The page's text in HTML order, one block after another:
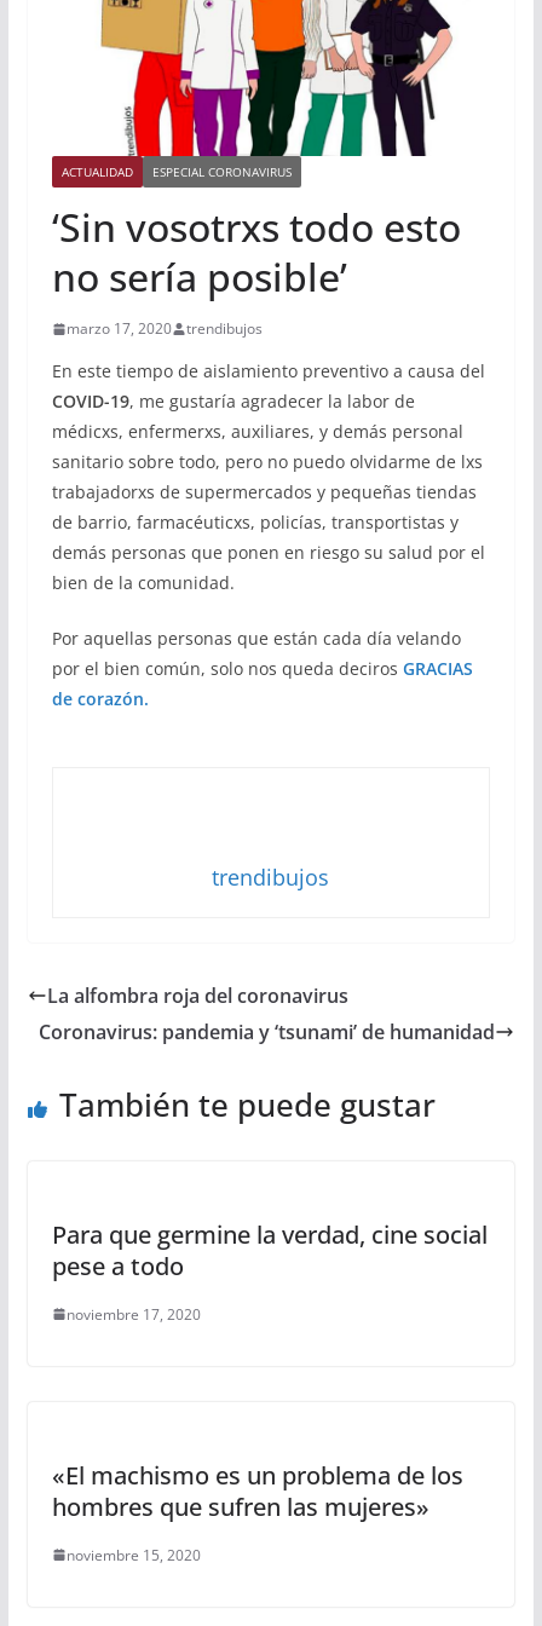
ACTUALIDAD ESPECIAL CORONAVIRUS
‘Sin vosotrxs todo esto
no sería posible’
marzo 17, 2020 trendibujos
En este tiempo de aislamiento preventivo a causa del
COVID-19, me gustaría agradecer la labor de
médicxs, enfermerxs, auxiliares, y demás personal
sanitario sobre todo, pero no puedo olvidarme de lxs
trabajadorxs de supermercados y pequeñas tiendas
de barrio, farmacéuticxs, policías, transportistas y
demás personas que ponen en riesgo su salud por el
bien de la comunidad.
Por aquellas personas que están cada día velando
por el bien común, solo nos queda deciros GRACIAS
de corazón.
trendibujos
La alfombra roja del coronavirus
Coronavirus: pandemia y ‘tsunami’ de humanidad
También te puede gustar
Para que germine la verdad, cine social
pese a todo
noviembre 17, 2020
«El machismo es un problema de los
hombres que sufren las mujeres»
noviembre 15, 2020